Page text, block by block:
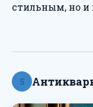
стильным, но
5